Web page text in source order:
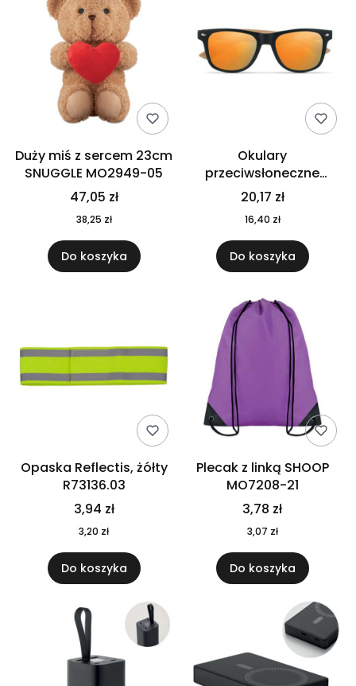
Duży miś z sercem 23cm
SNUGGLE MO2949-05
47,05 zł
38,25 zł
Do koszyka
Okulary
przeciwsłoneczne
CALIFORNIA TOUCH
MO9617-10
20,17 zł
16,40 zł
Do koszyka
Opaska Reflectis, żółty
R73136.03
3,94 zł
3,20 zł
Do koszyka
Plecak z linką SHOOP
MO7208-21
3,78 zł
3,07 zł
Do koszyka